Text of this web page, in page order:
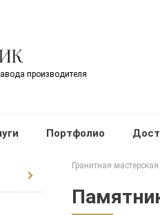
производителя
Портфолио
Гранитная мастерская